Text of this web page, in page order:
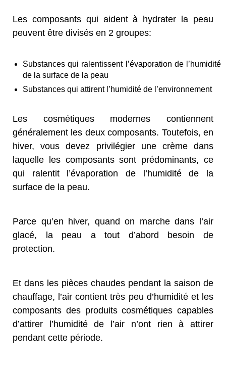
Les composants qui aident à hydrater la peau
peuvent être divisés en 2 groupes:
Substances qui ralentissent l’évaporation de l’humidité
de la surface de la peau
Substances qui attirent l’humidité de l’environnement
Les cosmétiques modernes contiennent
généralement les deux composants. Toutefois, en
hiver, vous devez privilégier une crème dans
laquelle les composants sont prédominants, ce
qui ralentit l’évaporation de l’humidité de la
surface de la peau.
Parce qu’en hiver, quand on marche dans l’air
glacé, la peau a tout d’abord besoin de
protection.
Et dans les pièces chaudes pendant la saison de
chauffage, l’air contient très peu d’humidité et les
composants des produits cosmétiques capables
d’attirer l’humidité de l’air n’ont rien à attirer
pendant cette période.